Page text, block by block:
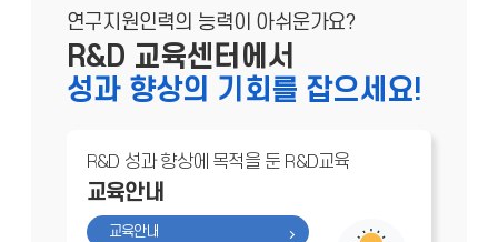
연구지원인력의 능력이 아쉬운가요?
R&D 교육센터에서
성과 향상의 기회를 잡으세요!
R&D 성과 향상에 목적을 둔 R&D교육
교육안내
교육안내